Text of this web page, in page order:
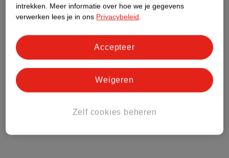
Bekijk ook
Alle Wandplanken
intrekken. Meer informatie over hoe we je gegevens
verwerken lees je in ons Privacybeleid.
Zelf cookies beheren
Weigeren
Accepteer